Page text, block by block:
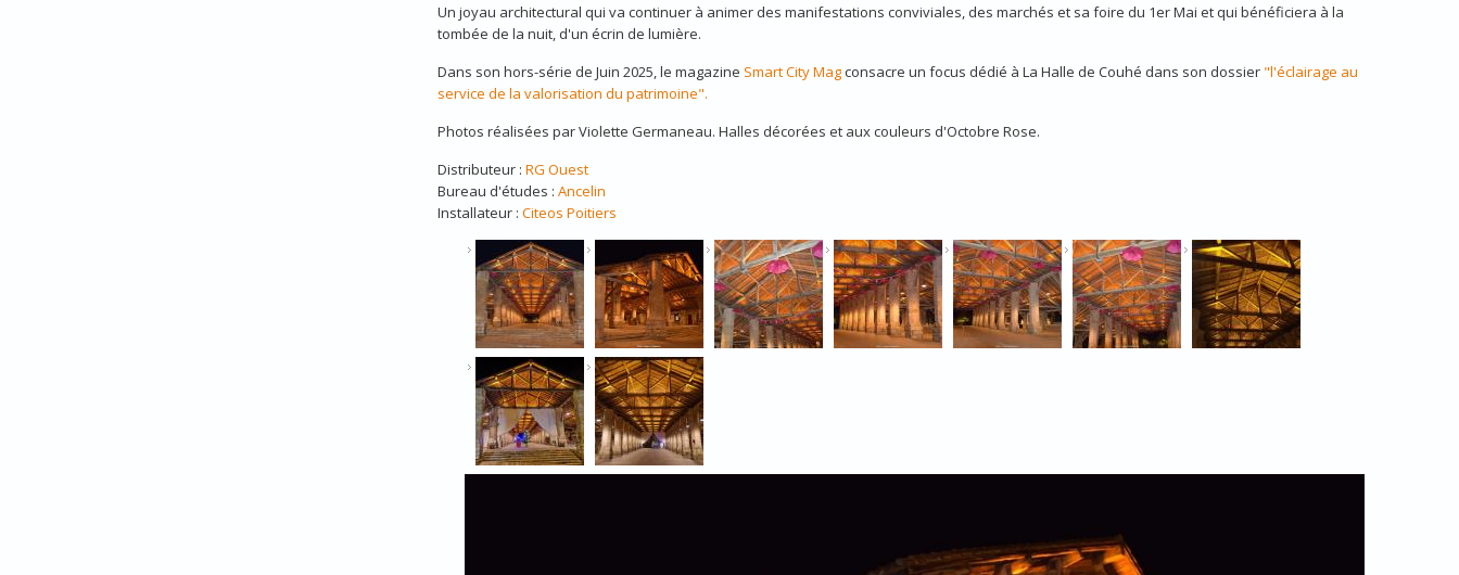
Un joyau architectural qui va continuer à animer des manifestations conviviales, des marchés et sa foire du 1er Mai et qui bénéficiera à la
tombée de la nuit, d'un écrin de lumière.
Dans son hors-série de Juin 2025, le magazine Smart City Magconsacre un focus dédié à La Halle de Couhé dans son dossier "l'éclairage au
service de la valorisation du patrimoine".
Photos réalisées par Violette Germaneau. Halles décorées et aux couleurs d'Octobre Rose.
Distributeur : RG Ouest
Bureau d'études : Ancelin
Installateur : Citeos Poitiers